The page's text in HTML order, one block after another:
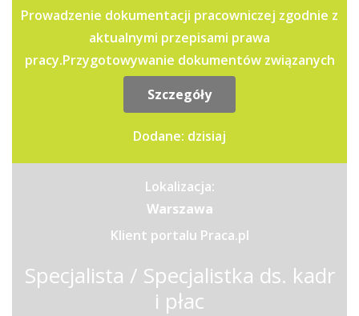
Prowadzenie dokumentacji pracowniczej zgodnie z
aktualnymi przepisami prawa
pracy.Przygotowywanie dokumentów związanych
z zatrudnieniem, zmianami warunków...
Szczegóły
Dodane: dzisiaj
Lokalizacja:
Warszawa
Klient portalu Praca.pl
Specjalista / Specjalistka ds. kadr
i płac